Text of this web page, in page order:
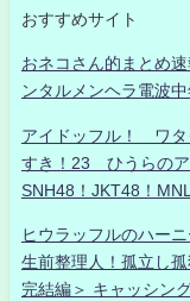
おすすめサイト
おネコさん的まとめ
ンタルメンヘラ電波
アイドッフル！ ワ
すき！23 ひうらの
SNH48！JKT48！
ヒウラッフルのハー
生前整理人！孤立し
完結編＞ キャッシン